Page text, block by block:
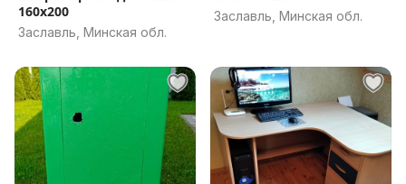
160х200
Заславль, Минская обл.
Заславль, Минская обл.